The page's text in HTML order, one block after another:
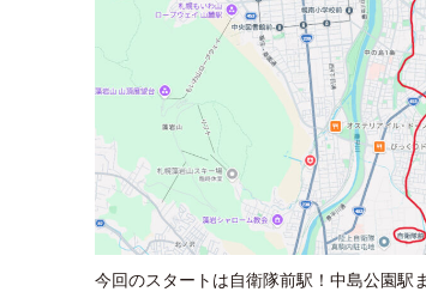
今回のスタートは自衛隊前駅！中島公園駅